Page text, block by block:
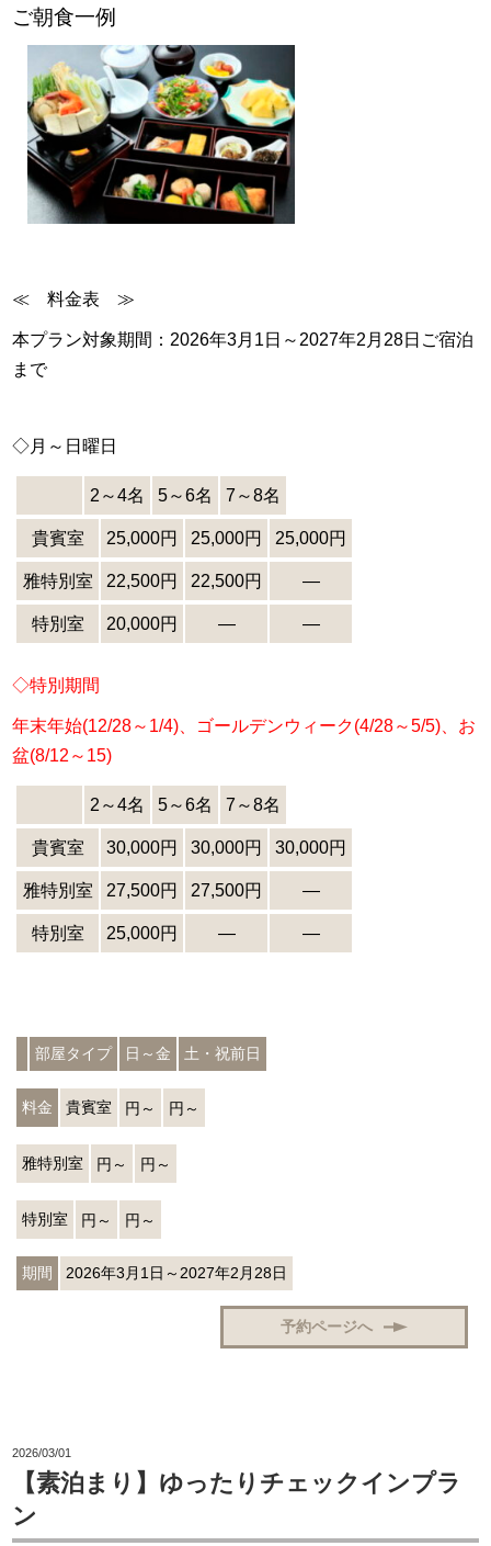
ご朝食一例
≪ 料金表 ≫
本プラン対象期間：2026年3月1日～2027年2月28日ご宿泊
まで
◇月～日曜日
2～4名 5～6名 7～8名
貴賓室 25,000円 25,000円 25,000円
雅特別室 22,500円 22,500円 ―
特別室 20,000円 ― ―
◇特別期間
年末年始(12/28～1/4)、ゴールデンウィーク(4/28～5/5)、お
盆(8/12～15)
2～4名 5～6名 7～8名
貴賓室 30,000円 30,000円 30,000円
雅特別室 27,500円 27,500円 ―
特別室 25,000円 ― ―
部屋タイプ 日～金 土・祝前日
料金 貴賓室 円～ 円～
雅特別室 円～ 円～
特別室 円～ 円～
期間 2026年3月1日～2027年2月28日
予約ページへ
【素泊まり】ゆったりチェックインプラ
ン
2026/03/01